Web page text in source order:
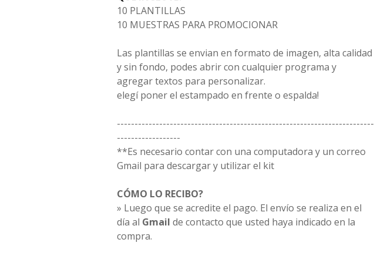
10 PLANTILLAS
10 MUESTRAS PARA PROMOCIONAR
Las plantillas se envian en formato de imagen, alta calidad
y sin fondo, podes abrir con cualquier programa y
agregar textos para personalizar.
elegí poner el estampado en frente o espalda!
-------------------------------------------------------------------------
------------------
**Es necesario contar con una computadora y un correo
Gmail para descargar y utilizar el kit
CÓMO LO RECIBO?
» Luego que se acredite el pago. El envío se realiza en el
día al Gmail de contacto que usted haya indicado en la
compra.